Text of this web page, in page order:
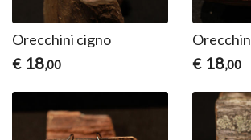
Orecchini cigno
€ 18,00
€ 18,00